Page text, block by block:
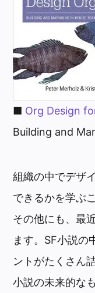
■ Org Design
Building and
組織の中でデザ
できるかを学ぶ
その他にも、最
ます。SF小説の
ントがたくさん
小説の未来的な